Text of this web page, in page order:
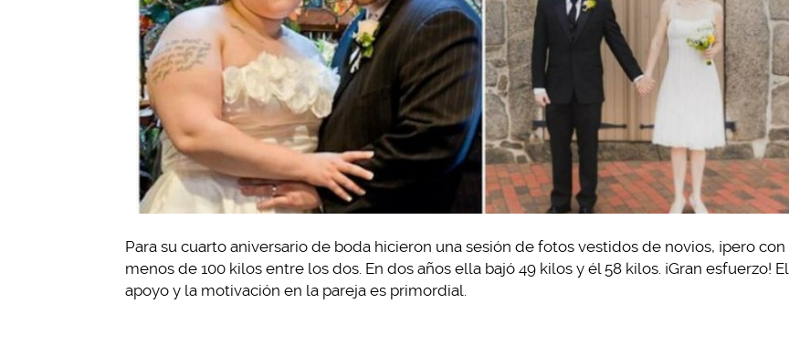
Para su cuarto aniversario de boda hicieron una sesión de fotos vestidos de novios, ¡pero con
menos de 100 kilos entre los dos. En dos años ella bajó 49 kilos y él 58 kilos. ¡Gran esfuerzo! El
apoyo y la motivación en la pareja es primordial.